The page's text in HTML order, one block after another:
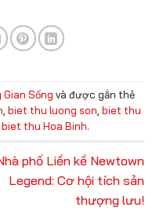
Gian Sống và được gắn thẻ
biet thu luong son biet thu
biet thu Hoa Binh.
phố Liền kề Newtown
Legend: Cơ hội tích sản
thượng lưu!